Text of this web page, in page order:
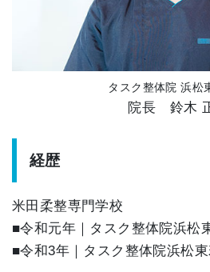
タスク整体院 浜松
院長 鈴木
経歴
米田柔整専門学校
■令和元年｜タスク整体院浜松
■令和3年｜タスク整体院浜松